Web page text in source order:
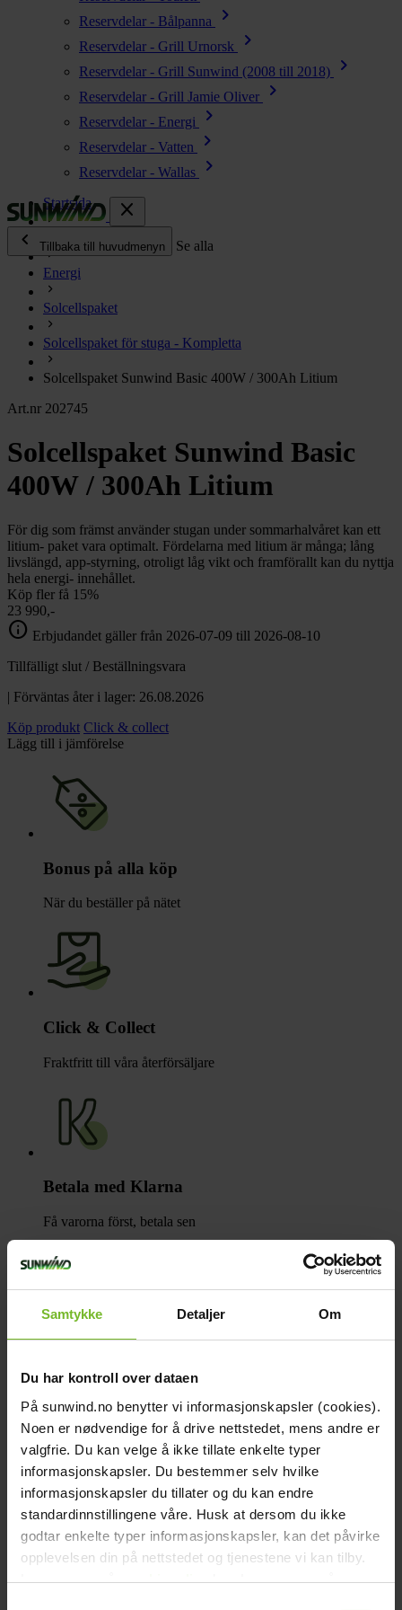
Samtykke Detaljer Om
Du har kontroll over dataen
På sunwind.no benytter vi informasjonskapsler (cookies).
Noen er nødvendige for å drive nettstedet, mens andre er
valgfrie. Du kan velge å ikke tillate enkelte typer
informasjonskapsler. Du bestemmer selv hvilke
informasjonskapsler du tillater og du kan endre
standardinnstillingene våre. Husk at dersom du ikke
godtar enkelte typer informasjonskapsler, kan det påvirke
opplevelsen din på nettstedet og tjenestene vi kan tilby.
Les mer om vårcookiepolicyher. Les mer om våre
Reservdelar - Bålpanna chevron_right
Reservdelar - Grill Urnorsk chevron_right
Reservdelar - Grill Sunwind (2008 till 2018) chevron_right
Reservdelar - Grill Jamie Oliver chevron_right
Reservdelar - Energi chevron_right
Reservdelar - Vatten chevron_right
Reservdelar - Wallas
chevron_right
close
chevron_left
Tillbaka till huvudmenyn Se alla
Energi
Kök & Gasol
Värme chevron_right
Vatten chevron_right
Toalett
Grill & Fritid
Lacanche
Reservdelar chevron_right
Startsida
Energi
Solcellspaket
Solcellspaket för stuga - Kompletta
Solcellspaket Sunwind Basic 400W / 300Ah Litium
Art.nr 202745
Solcellspaket Sunwind Basic
400W / 300Ah Litium
För dig som främst använder stugan under sommarhalvåret kan ett
litium- paket vara optimalt. Fördelarna med litium är många; lång
livslängd, app-styrning, otroligt låg vikt och framförallt kan du nyttja
hela energi- innehållet.
Köp fler få 15%
23 990,-
info Erbjudandet gäller från 2026-07-09 till 2026-08-10
Tillfälligt slut / Beställningsvara
| Förväntas åter i lager: 26.08.2026
Köp produkt Click & collect
Lägg till i jämförelse
Bonus på alla köp
När du beställer på nätet
Click & Collect
Fraktfritt till våra återförsäljare
Betala med Klarna
Få varorna först, betala sen
Teknisk data
Liknande produkter
Beskrivning
För dig som främst använder stugan under sommarhalvåret kan ett
litium- paket vara optimalt. Fördelarna med litium är många; lång
livslängd, app-styrning, otroligt låg vikt och framförallt kan du nyttja
hela energi- innehållet.
Du kommer därmed ha en mindre batteribank, men med samma
energi, som de betydligt större blybatterierna.
Paketet innehåller:
Solpanel 2 x 200W med väggkonsol
Regulator Victron SmartSolar 150/35
Batteri 300Ah Litium Heat